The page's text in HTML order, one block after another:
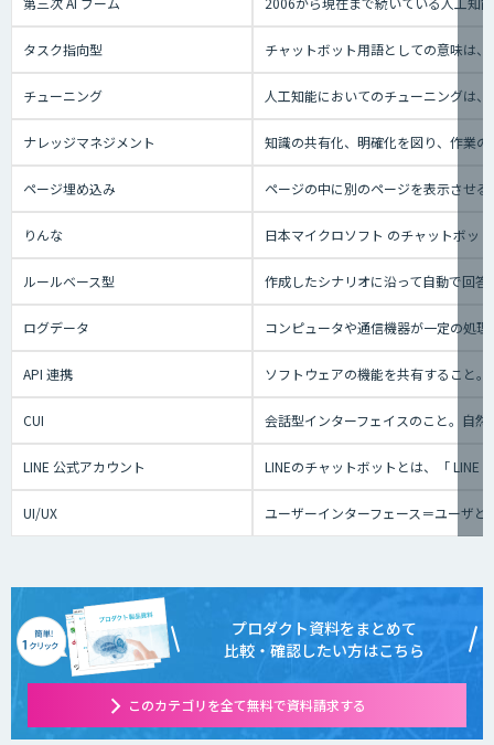
タスク指向型 チャットボット用語としての意味は
チューニング 人工知能においてのチューニングは
ナレッジマネジメント 知識の共有化、明確化を図り、作業
ページ埋め込み ページの中に別のページを表示させ
りんな 日本マイクロソフト のチャットボッ
ルールベース型 作成したシナリオに沿って自動で回
ログデータ コンピュータや通信機器が一定の処
API 連携 ソフトウェアの機能を共有すること
CUI 会話型インターフェイスのこと。自
LINE 公式アカウント LINEのチャットボットとは、「 LINE
UI/UX ユーザーインターフェース＝ユーザ
プロダクト資料をまとめて
比較・確認したい方はこちら
このカテゴリを全て無料で資料請求する